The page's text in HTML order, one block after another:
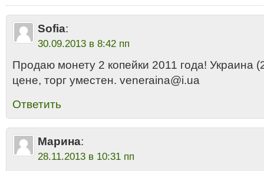
Sofia:
30.09.2013 в 8:42 пп
Продаю монету 2 копейки 2011 года! Украина
цене, торг уместен. veneraina@i.ua
Ответить
Марина:
28.11.2013 в 10:31 пп